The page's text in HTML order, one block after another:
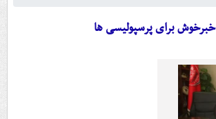
خبرخوش برای پرسپولیسی ها